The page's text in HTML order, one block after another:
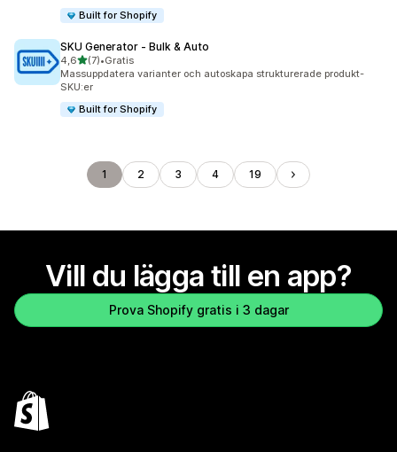
Built for Shopify
SKU Generator ‑ Bulk & Auto
4,6av 5 stjärnor
(7)
7 recensioner totalt
•Gratis
Massuppdatera varianter och autoskapa strukturerade produkt-
SKU:er
Built for Shopify
1 2 3 4 19
Vill du lägga till en app?
Prova Shopify gratis i 3 dagar